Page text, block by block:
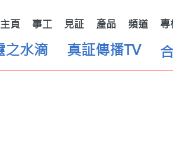
主頁 事工 見証 產品 頻道 專
之水滴 真証傳播TV